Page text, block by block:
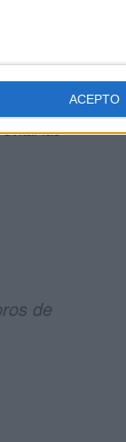
ACEPTO
de las
que no
dichos
solitario a
las
de